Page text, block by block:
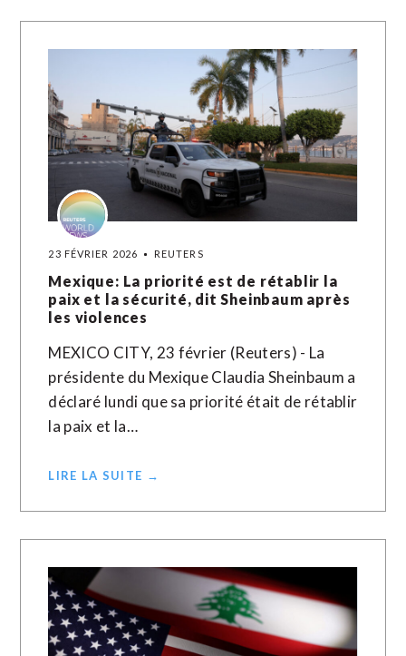
23 FÉVRIER 2026 REUTERS
Mexique: La priorité est de rétablir la
paix et la sécurité, dit Sheinbaum après
les violences
MEXICO CITY, 23 février (Reuters) - La
présidente du Mexique Claudia Sheinbaum a
déclaré lundi que sa priorité était de rétablir
la paix et la…
LIRE LA SUITE →